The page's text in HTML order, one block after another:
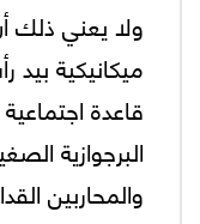
ولا يعني ذلك
ميكانيكية بيد
قاعدة
البرجوازية
والمحاربين